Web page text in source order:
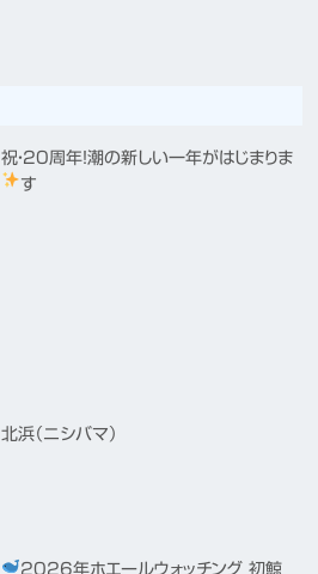
祝・20周年！潮の新しい一年がはじまりま
す
北浜（ニシバマ）
2026年ホエールウォッチング 初鯨